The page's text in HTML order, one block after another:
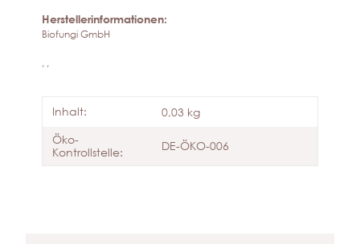
Herstellerinformationen:
Biofungi GmbH
, ,
Inhalt:
0,03 kg
Öko-
Kontrollstelle:
DE-ÖKO-006